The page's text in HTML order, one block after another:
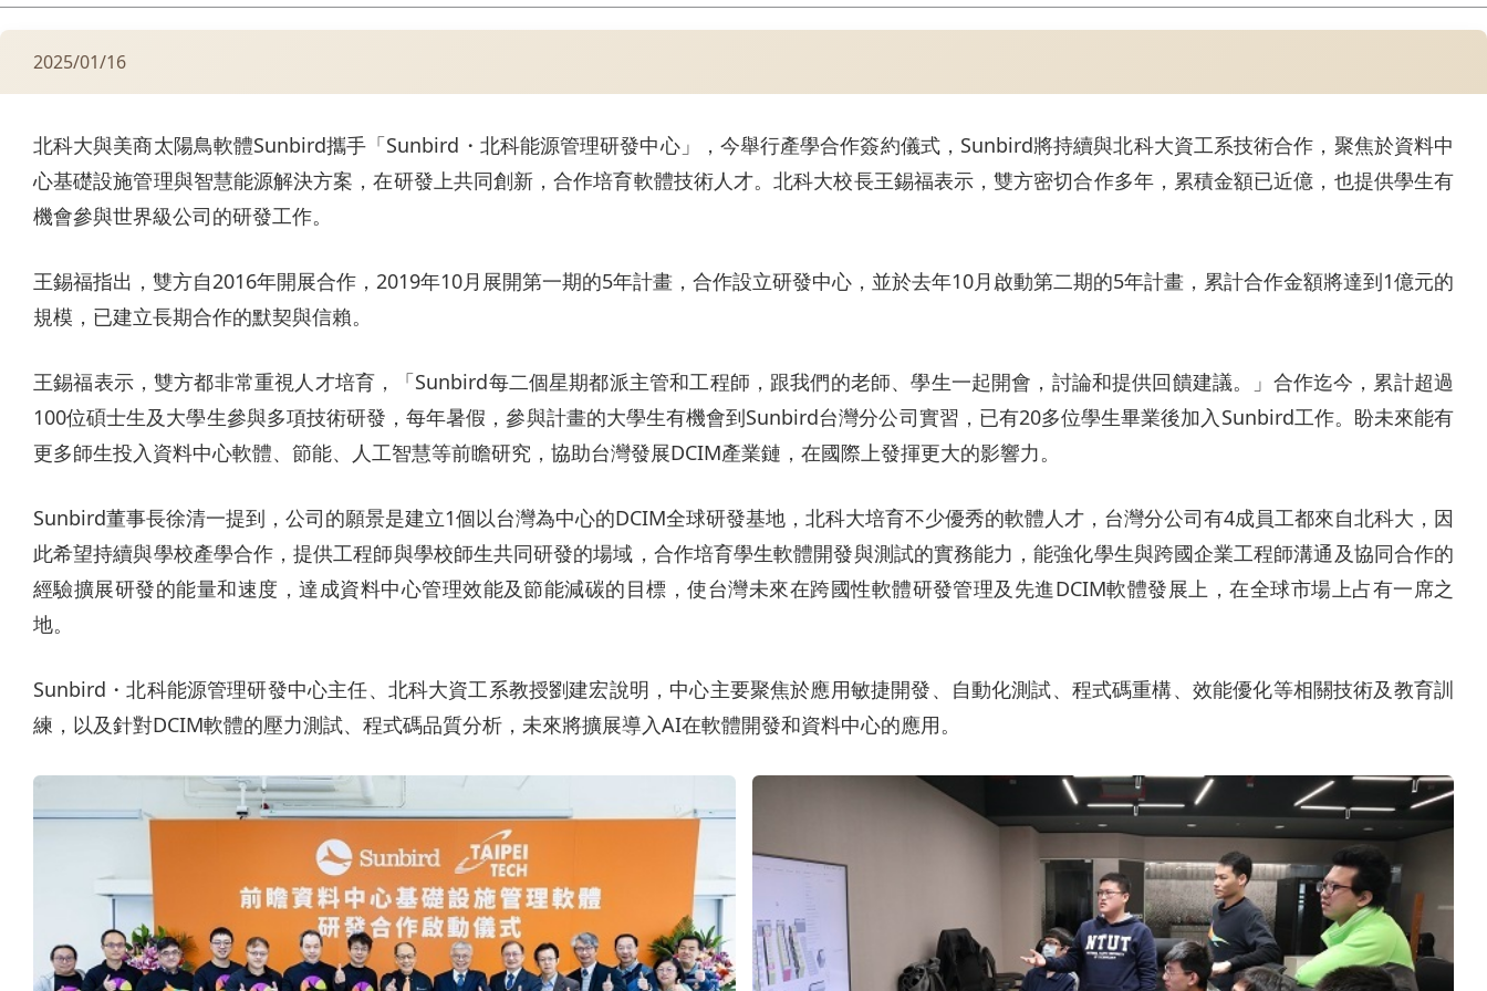
2025/01/16
北科大與美商太陽鳥軟體Sunbird攜手「Sunbird・北科能源管理研發中心」，今舉行產學合作簽約儀式，Sunbird將持續與北科大資工系技術合作，聚焦於資料中
心基礎設施管理與智慧能源解決方案，在研發上共同創新，合作培育軟體技術人才。北科大校長王錫福表示，雙方密切合作多年，累積金額已近億，也提供學生有
機會參與世界級公司的研發工作。
王錫福指出，雙方自2016年開展合作，2019年10月展開第一期的5年計畫，合作設立研發中心，並於去年10月啟動第二期的5年計畫，累計合作金額將達到1億元的
規模，已建立長期合作的默契與信賴。
王錫福表示，雙方都非常重視人才培育，「Sunbird每二個星期都派主管和工程師，跟我們的老師、學生一起開會，討論和提供回饋建議。」合作迄今，累計超過
100位碩士生及大學生參與多項技術研發，每年暑假，參與計畫的大學生有機會到Sunbird台灣分公司實習，已有20多位學生畢業後加入Sunbird工作。盼未來能有
更多師生投入資料中心軟體、節能、人工智慧等前瞻研究，協助台灣發展DCIM產業鏈，在國際上發揮更大的影響力。
Sunbird董事長徐清一提到，公司的願景是建立1個以台灣為中心的DCIM全球研發基地，北科大培育不少優秀的軟體人才，台灣分公司有4成員工都來自北科大，因
此希望持續與學校產學合作，提供工程師與學校師生共同研發的場域，合作培育學生軟體開發與測試的實務能力，能強化學生與跨國企業工程師溝通及協同合作的
經驗擴展研發的能量和速度，達成資料中心管理效能及節能減碳的目標，使台灣未來在跨國性軟體研發管理及先進DCIM軟體發展上，在全球市場上占有一席之
地。
Sunbird・北科能源管理研發中心主任、北科大資工系教授劉建宏說明，中心主要聚焦於應用敏捷開發、自動化測試、程式碼重構、效能優化等相關技術及教育訓
練，以及針對DCIM軟體的壓力測試、程式碼品質分析，未來將擴展導入AI在軟體開發和資料中心的應用。